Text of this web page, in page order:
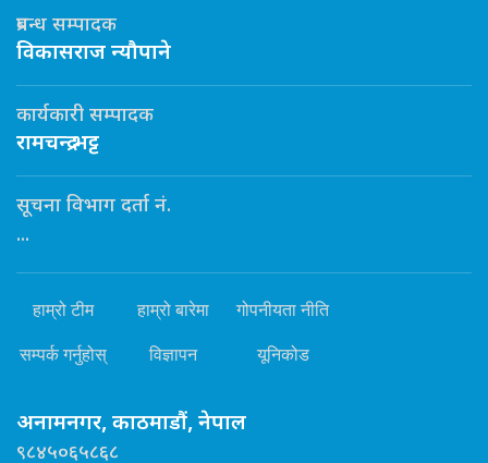
प्रबन्ध सम्पादक
विकासराज न्यौपाने
कार्यकारी सम्पादक
रामचन्द्र भट्ट
सूचना विभाग दर्ता नं.
...
हाम्रो टीम हाम्रो बारेमा गोपनीयता नीति
सम्पर्क गर्नुहोस् विज्ञापन यूनिकोड
अनामनगर, काठमाडौं, नेपाल
९८४५०६५८६८